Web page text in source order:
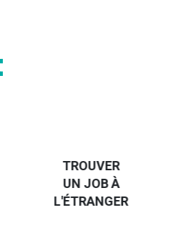
TROUVER
UN JOB À
L'ÉTRANGER